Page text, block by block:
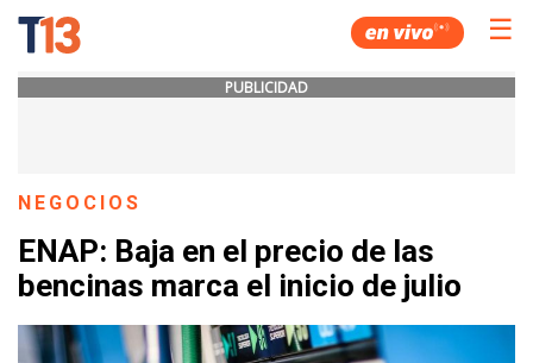
☰
PUBLICIDAD
NEGOCIOS
ENAP: Baja en el precio de las
bencinas marca el inicio de julio